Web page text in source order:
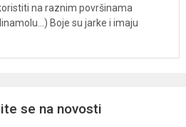
na raznim površinama
Boje su jarke i imaju
se na novosti